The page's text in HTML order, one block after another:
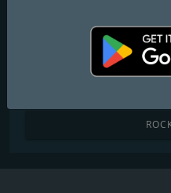
R&B /